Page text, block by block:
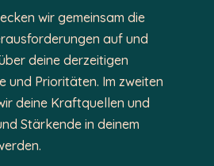
wir gemeinsam die
auf und
deine derzeitigen
und Prioritäten. Im zweiten
deine Kraftquellen und
Stärkende in deinem